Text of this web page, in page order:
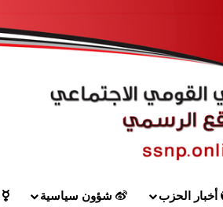
أخبار الحزب شؤون سياسية